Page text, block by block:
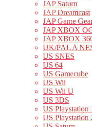
JAP Saturn
JAP Dreamcast
JAP Game
JAP XBOX
JAP XBOX
UK/PAL A
US SNES
US 64
US Gamecube
US Wii
US Wii U
US 3DS
US Playstation
US Playstation